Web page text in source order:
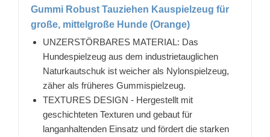
Gummi Robust Tauziehen Kauspielzeug für
große, mittelgroße Hunde (Orange)
UNZERSTÖRBARES MATERIAL: Das
Hundespielzeug aus dem industrietauglichen
Naturkautschuk ist weicher als Nylonspielzeug,
zäher als früheres Gummispielzeug.
TEXTURES DESIGN - Hergestellt mit
geschichteten Texturen und gebaut für
langanhaltenden Einsatz und fördert die starken